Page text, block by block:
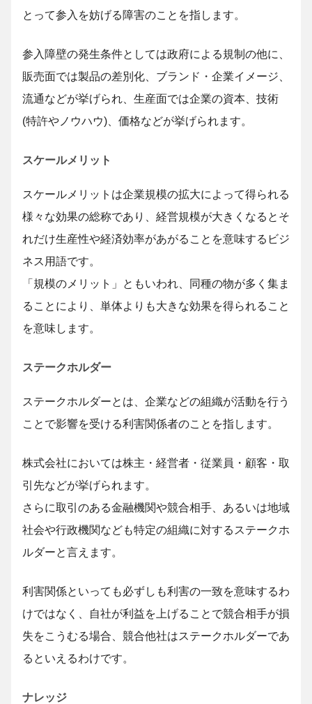
とって参入を妨げる障害のことを指します。
参入障壁の発生条件としては政府による規制の他に、
販売面では製品の差別化、ブランド・企業イメージ、
流通などが挙げられ、生産面では企業の資本、技術
(特許やノウハウ)、価格などが挙げられます。
スケールメリット
スケールメリットは企業規模の拡大によって得られる
様々な効果の総称であり、経営規模が大きくなるとそ
れだけ生産性や経済効率があがることを意味するビジ
ネス用語です。
「規模のメリット」ともいわれ、同種の物が多く集ま
ることにより、単体よりも大きな効果を得られること
を意味します。
ステークホルダー
ステークホルダーとは、企業などの組織が活動を行う
ことで影響を受ける利害関係者のことを指します。
株式会社においては株主・経営者・従業員・顧客・取
引先などが挙げられます。
さらに取引のある金融機関や競合相手、あるいは地域
社会や行政機関なども特定の組織に対するステークホ
ルダーと言えます。
利害関係といっても必ずしも利害の一致を意味するわ
けではなく、自社が利益を上げることで競合相手が損
失をこうむる場合、競合他社はステークホルダーであ
るといえるわけです。
ナレッジ